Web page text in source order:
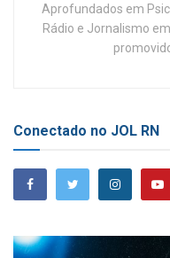
Aprofundados em
Rádio e Jornalismo
Conectado no JOL RN